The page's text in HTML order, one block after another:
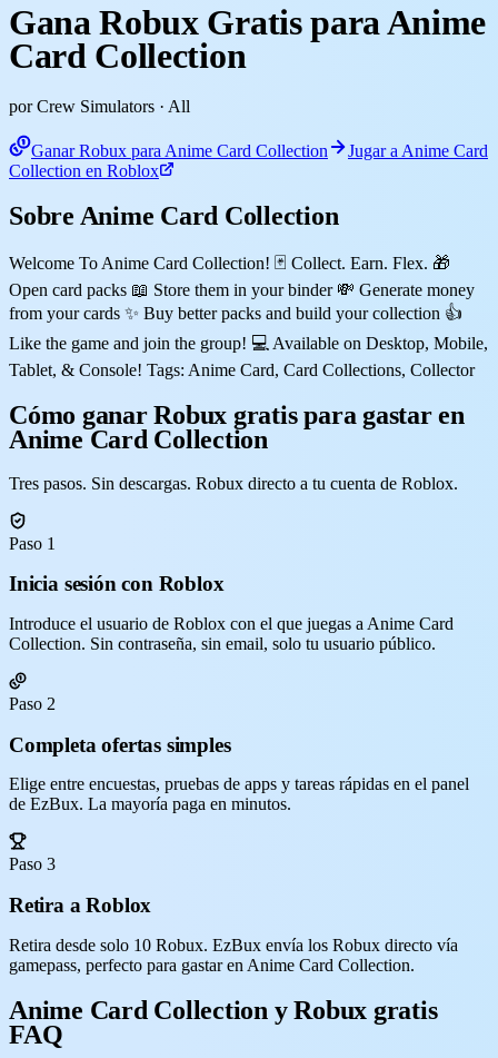
Gana Robux Gratis para Anime
Card Collection
por Crew Simulators · All
Ganar Robux para Anime Card Collection
Jugar a Anime Card
Collection en Roblox
Sobre Anime Card Collection
Welcome To Anime Card Collection! 🃏 Collect. Earn. Flex. 🎁
Open card packs 📖 Store them in your binder 💸 Generate money
from your cards ✨ Buy better packs and build your collection 👍
Like the game and join the group! 💻 Available on Desktop, Mobile,
Tablet, & Console! Tags: Anime Card, Card Collections, Collector
Cómo ganar Robux gratis para gastar en
Anime Card Collection
Tres pasos. Sin descargas. Robux directo a tu cuenta de Roblox.
Paso 1
Inicia sesión con Roblox
Introduce el usuario de Roblox con el que juegas a Anime Card
Collection. Sin contraseña, sin email, solo tu usuario público.
Paso 2
Completa ofertas simples
Elige entre encuestas, pruebas de apps y tareas rápidas en el panel
de EzBux. La mayoría paga en minutos.
Paso 3
Retira a Roblox
Retira desde solo 10 Robux. EzBux envía los Robux directo vía
gamepass, perfecto para gastar en Anime Card Collection.
Anime Card Collection y Robux gratis
FAQ